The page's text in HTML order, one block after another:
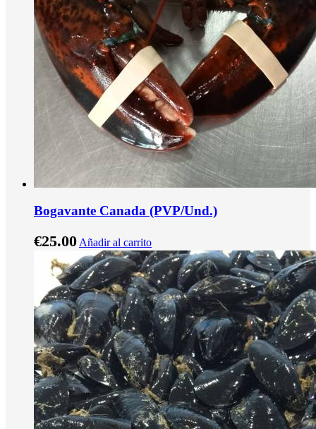
Bogavante Canada (PVP/Und.)
€25.00 Añadir al carrito